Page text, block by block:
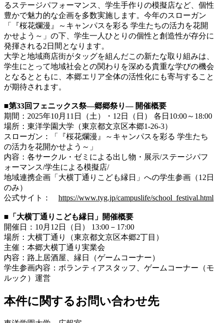
るステージパフォーマンス、学生手作りの模擬店など、個性
豊かで魅力的な企画を多数実施します。今年のスローガン
「『桜花爛漫』～キャンパスを彩る 学生たちの活力を花開
かせよう～」の下、学生一人ひとりの個性と創造性が存分に
発揮される2日間となります。
大学と地域商店街がタッグを組んだこの新たな取り組みは、
学生にとって地域社会との関わりを深める貴重な学びの機会
となるとともに、本郷エリア全体の活性化にも寄与すること
が期待されます。
■第33回フェニックス祭―郷郷祭り― 開催概要
期間：2025年10月11日（土）・12日（日） 各日10:00～18:00
場所：東洋学園大学（東京都文京区本郷1-26-3）
スローガン：「『桜花爛漫』～キャンパスを彩る 学生たち
の活力を花開かせよう～」
内容：各サークル・ゼミによる出し物・展示/ステージパフ
ォーマンス/学生による模擬店/
地域連携企画「大横丁通りこども縁日」への学生参画（12日
のみ）
公式サイト： https://www.tyg.jp/campuslife/school_festival.html
■「大横丁通りこども縁日」開催概要
開催日：10月12日（日） 13:00－17:00
場所：大横丁通り（東京都文京区本郷2丁目）
主催：本郷大横丁通り実業会
内容：路上居酒屋、縁日（ゲームコーナー）
学生参画内容：ボランティアスタッフ、ゲームコーナー（モ
ルック）運営
本件に関するお問い合わせ先